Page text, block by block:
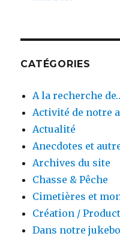
CATÉGORIES
A la recherche
Activité de notre
Actualité
Anecdotes et
Archives du site
Chasse & Pêche
Cimetières et
Création /
Dans notre